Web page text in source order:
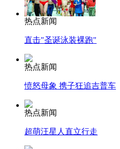
热点新闻
直击"圣诞泳装裸跑"
热点新闻
愤怒母象 携子狂追吉普车
热点新闻
超萌汪星人直立行走